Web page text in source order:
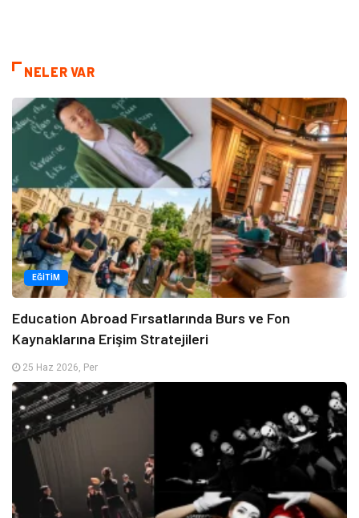
NELER VAR
EĞITIM
Education Abroad Fırsatlarında Burs ve Fon
Kaynaklarına Erişim Stratejileri
25 Haz 2026, Per